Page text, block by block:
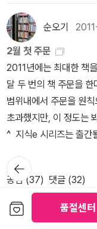
품절센터
다. 한마디로 인물이
채널 <지식 e 2>지식채
지식이다. 짧은 글이지
사회적 이슈들을 가장
리는 냉정해지고 마음
전문적인 식견 또한 만
지 않을까 생각한다.
한 사연도 가슴이 먹먹
가 살아가는 세상이고
리 시대의 智識 지식e
까?<지식 e>는 여전히
팟캐스트를, 「루퍼트 머
학등록금을,「달빛요정
고리」를 통해 한진중공
원을,「최고의 개혁」을
스」를 통해 강정마을
식e 시리즈를 못(안)보
지식e 제작 이야기를
의 권유>까지 보면 더
부분 접기 ▲ 10일이 토
혹시라도 당선작으로
순오기
2월 첫 주문
2011년에는 최대한 책
달 두 번의 책 주문을
범위내에서 주문을 원
초과했지만, 이 정도는
^ 지식e 시리즈는 출간
부하겠는가!^^ 6권만 받
성지식의 탄생>까지
맨발로 글목을 돌다>는
을 수상한 장석남 시인
공감 (37) 댓글 (32)
명사추천도서
뒤로가
기